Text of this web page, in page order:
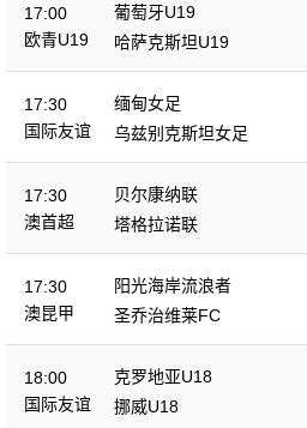
17:00
欧青U19
葡萄牙U19
哈萨克斯坦U19
17:30
国际友谊
缅甸女足
乌兹别克斯坦女足
17:30
澳首超
贝尔康纳联
塔格拉诺联
17:30
澳昆甲
阳光海岸流浪者
圣乔治维莱FC
18:00
国际友谊
克罗地亚U18
挪威U18